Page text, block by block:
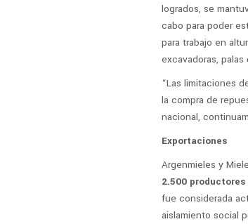
logrados, se
cabo para poder
para trabajo en
excavadoras,
“Las limitaciones
la compra de
nacional,
Exportaciones
Argenmieles y
2.500 productores
fue considerada
aislamiento social